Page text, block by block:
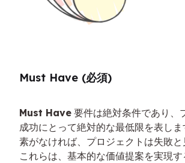
Must Have (必須)
Must Have 要件は絶対条件であり、
成功にとって絶対的な最低限を表し
素がなければ、プロジェクトは失敗と
これらは、基本的な価値提案を実現